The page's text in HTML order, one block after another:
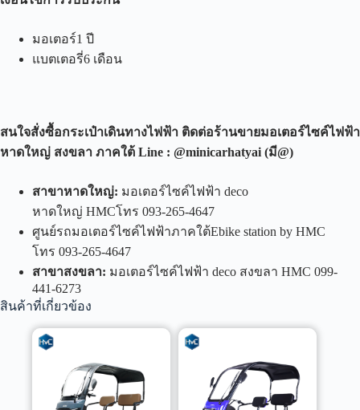
มอเตอร์1 ปี
แบตเตอรี่6 เดือน
สนใจสั่งซื้อกระเป๋าเดินทางไฟฟ้า ติดต่อร้านขายมอเตอร์ไซค์ไฟฟ้า
หาดใหญ่ สงขลา ภาคใต้ Line : @minicarhatyai (มี@)
สาขาหาดใหญ่: มอเตอร์ไซค์ไฟฟ้า deco
หาดใหญ่ HMCโทร 093-265-4647
ศูนย์รถมอเตอร์ไซค์ไฟฟ้าภาคใต้Ebike station by HMC
โทร 093-265-4647
สาขาสงขลา: มอเตอร์ไซค์ไฟฟ้า deco สงขลา HMC 099-
441-6273
สินค้าที่เกี่ยวข้อง